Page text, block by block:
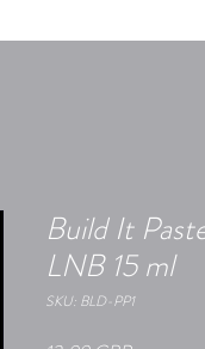
Build It
LNB 15 ml
SKU: BLD-PP1